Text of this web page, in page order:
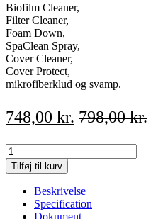
Biofilm Cleaner,
Filter Cleaner,
Foam Down,
SpaClean Spray,
Cover Cleaner,
Cover Protect,
mikrofiberklud og svamp.
748,00 kr. 798,00kr.
SpaCare
Vedligeholdelsespakke
quantity
Tilføj til kurv
Beskrivelse
Specification
Dokument